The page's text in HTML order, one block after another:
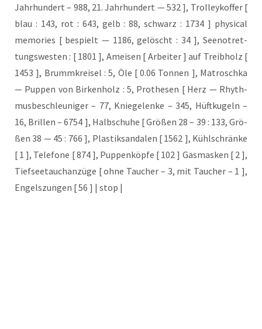
Jahr­hun­dert – 988, 21. Jahr­hun­dert — 532 ], Trol­ley­kof­fer [
blau : 143, rot : 643, gelb : 88, schwarz : 1734 ] phy­si­cal
memo­ries [ bespielt — 1186, gelöscht : 34 ], See­not­ret­
tungs­wes­ten : [ 1801 ], Amei­sen [ Arbei­ter ] auf Treib­holz [
1453 ], Brumm­krei­sel : 5, Öle [ 0.06 Ton­nen ], Matrosch­ka
— Pup­pen von Bir­ken­holz : 5, Pro­the­sen [ Herz — Rhyth­
mus­be­schleu­ni­ger – 77, Knie­ge­len­ke – 345, Hüft­ku­geln –
16, Bril­len – 6754 ], Halb­schu­he [ Grö­ßen 28 – 39 : 133, Grö­
ßen 38 — 45 : 766 ], Plas­tik­san­da­len [ 1562 ], Kühl­schrän­ke
[ 1 ], Tele­fo­ne [ 874 ], Pup­pen­köp­fe [ 102 ] Gas­mas­ken [ 2 ],
Tief­see­tauch­an­zü­ge [ ohne Tau­cher – 3, mit Tau­cher – 1 ],
Engels­zun­gen [ 56 ] | stop |